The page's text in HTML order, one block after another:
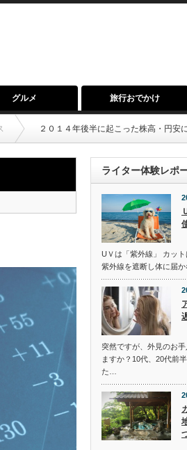
グルメ 旅行おでかけ
２０１４年後半に起こった株高・円安
ライター体験レポ
UＶは「紫外線」 カッ
紫外線を遮断し体に届
突然ですが、外見のお
ますか？10代、20代前
た…